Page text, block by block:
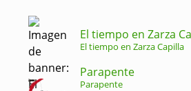
El tiempo en Zarza
El tiempo en Zarza Capilla
Parapente
Parapente